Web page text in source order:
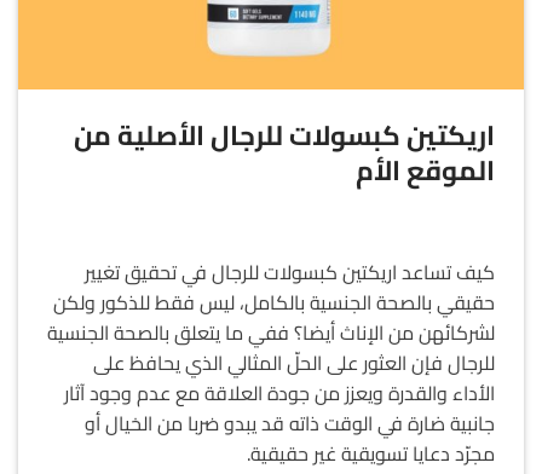
اريكتين كبسولات للرجال الأصلية من
الموقع الأم
كيف تساعد اريكتين كبسولات للرجال في تحقيق تغيير
حقيقي بالصحة الجنسية بالكامل، ليس فقط للذكور ولكن
لشركائهن من الإناث أيضا؟ففي ما يتعلق بالصحة الجنسية
للرجال فإن العثور على الحلّ المثالي الذي يحافظ على
الأداء والقدرة ويعزز من جودة العلاقة مع عدم وجود آثار
جانبية ضارة في الوقت ذاته قد يبدو ضربا من الخيال أو
مجرّد دعايا تسويقية غير حقيقية.